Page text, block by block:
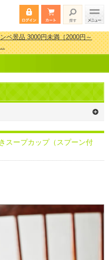
ペ景品 3000円未満［2000円～
…
ム景品おすすめ金額別人気ランキ
ペ景品 3000円未満［2000円～
…
スープカップ（スプーン付